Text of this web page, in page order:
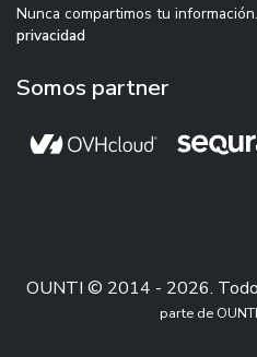
Nunca compartimos tu
privacidad
Somos partner
OUNTI © 2014 - 2026.
parte de